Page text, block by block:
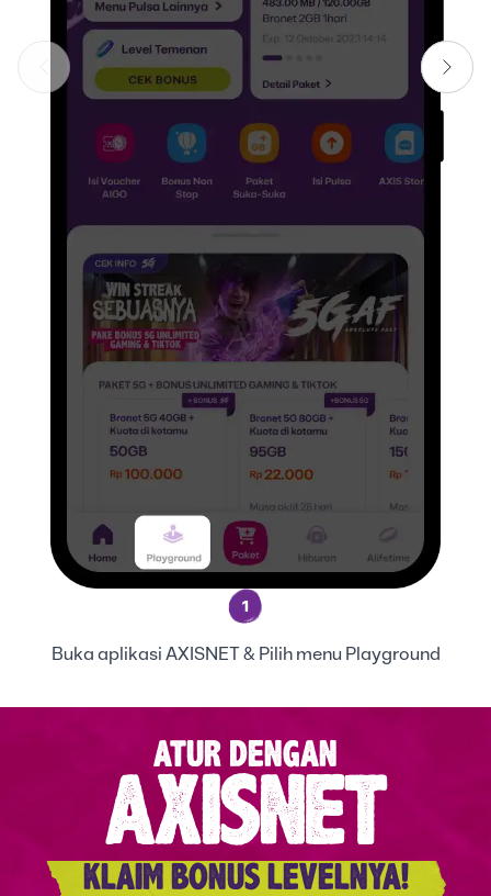
1
Buka aplikasi AXISNET & Pilih menu Playground
Next
Previous slide
ATUR DENGAN
AXISNET
KLAIM BONUS LEVELNYA!